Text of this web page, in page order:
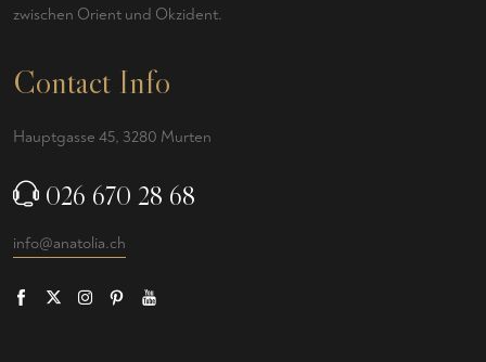
zwischen Orient und Okzident.
Contact Info
Hauptgasse 45, 3280 Murten
026 670 28 68
info@anatolia.ch